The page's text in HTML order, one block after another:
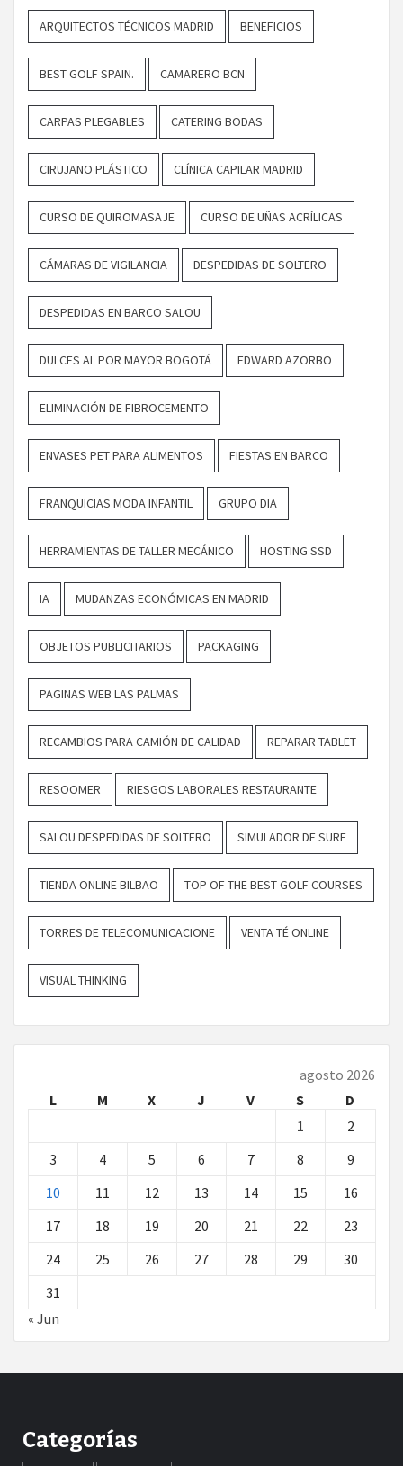
ARQUITECTOS TÉCNICOS MADRID BENEFICIOS
BEST GOLF SPAIN. CAMARERO BCN
CARPAS PLEGABLES CATERING BODAS
CIRUJANO PLÁSTICO CLÍNICA CAPILAR MADRID
CURSO DE QUIROMASAJE CURSO DE UÑAS ACRÍLICAS
CÁMARAS DE VIGILANCIA DESPEDIDAS DE SOLTERO
DESPEDIDAS EN BARCO SALOU
DULCES AL POR MAYOR BOGOTÁ EDWARD AZORBO
ELIMINACIÓN DE FIBROCEMENTO
ENVASES PET PARA ALIMENTOS FIESTAS EN BARCO
FRANQUICIAS MODA INFANTIL GRUPO DIA
HERRAMIENTAS DE TALLER MECÁNICO HOSTING SSD
IA MUDANZAS ECONÓMICAS EN MADRID
OBJETOS PUBLICITARIOS PACKAGING
PAGINAS WEB LAS PALMAS
RECAMBIOS PARA CAMIÓN DE CALIDAD REPARAR TABLET
RESOOMER RIESGOS LABORALES RESTAURANTE
SALOU DESPEDIDAS DE SOLTERO SIMULADOR DE SURF
TIENDA ONLINE BILBAO TOP OF THE BEST GOLF COURSES
TORRES DE TELECOMUNICACIONE VENTA TÉ ONLINE
VISUAL THINKING
agosto 2026
L
M X J V S
D
1
2
3
4 5 6 7 8
9
10
11 12 13 14 15
16
17
18 19 20 21 22
23
24
25 26 27 28 29
30
31
« Jun
Categorías